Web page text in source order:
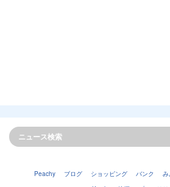
Peachy ブログ ショッピング バンク み